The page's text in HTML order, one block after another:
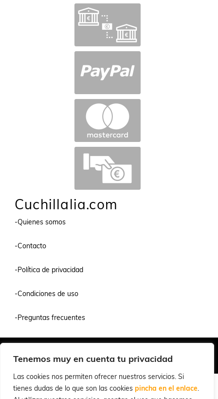
Tenemos muy en cuenta tu privacidad
Las cookies nos permiten ofrecer nuestros servicios. Si
tienes dudas de lo que son las cookies pincha en el enlace.
Cuchillalia.com
-Quienes somos
-Contacto
-Política de privacidad
-Condiciones de uso
-Preguntas frecuentes
© 2026 Cuchillalia.com